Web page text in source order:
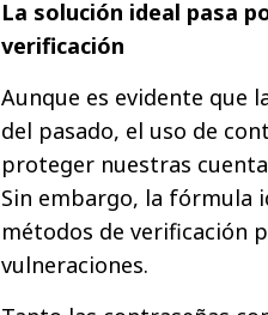
La solución ideal pasa
verificación
Aunque es evidente que
del pasado, el uso de
proteger nuestras
Sin embargo, la fórmula
métodos de verificación
vulneraciones.